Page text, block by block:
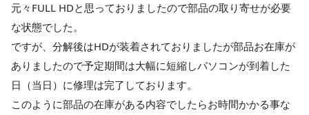
元々FULL HDと思っておりましたので部品の取り寄せが必要
な状態でした。
ですが、分解後はHDが装着されておりましたが部品お在庫が
ありましたので予定期間は大幅に短縮しパソコンが到着した
日（当日）に修理は完了しております。
このように部品の在庫がある内容でしたらお時間かかる事な